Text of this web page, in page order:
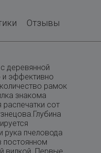
Отзывы
деревянной
и эффективно
рамок
знакома
сот
рука пчеловода
постоянном